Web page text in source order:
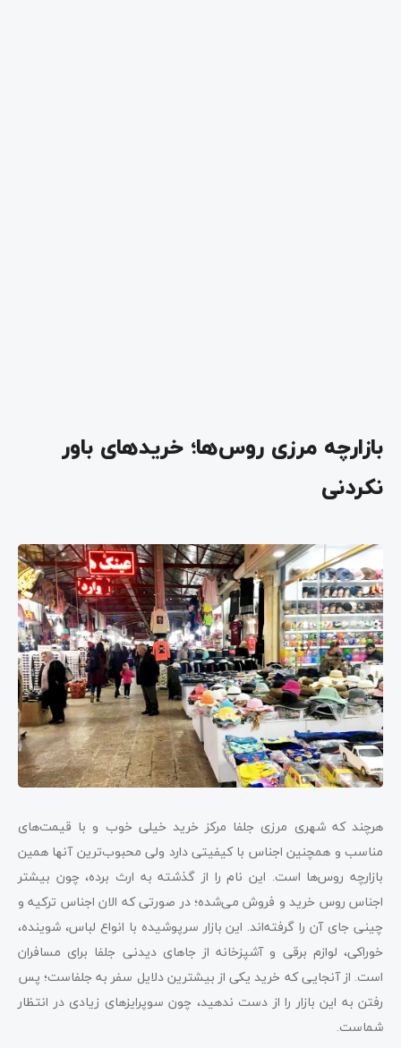
بازارچه مرزی روس‌ها؛ خریدهای باور
نکردنی
هرچند که شهری مرزی جلفا مرکز خرید خیلی خوب و با قیمت‌های
مناسب و همچنین اجناس با کیفیتی دارد ولی محبوب‌ترین آنها همین
بازارچه روس‌ها است. این نام را از گذشته به ارث برده، چون بیشتر
اجناس روس خرید و فروش می‌شده؛ در صورتی که الان اجناس ترکیه و
چینی جای آن را گرفته‌اند. این بازار سرپوشیده با انواع لباس، شوینده،
خوراکی، لوازم برقی و آشپزخانه از جاهای دیدنی جلفا برای مسافران
است. از آنجایی که خرید یکی از بیشترین دلایل سفر به جلفاست؛ پس
رفتن به این بازار را از دست ندهید، چون سوپرایزهای زیادی در انتظار
شماست.